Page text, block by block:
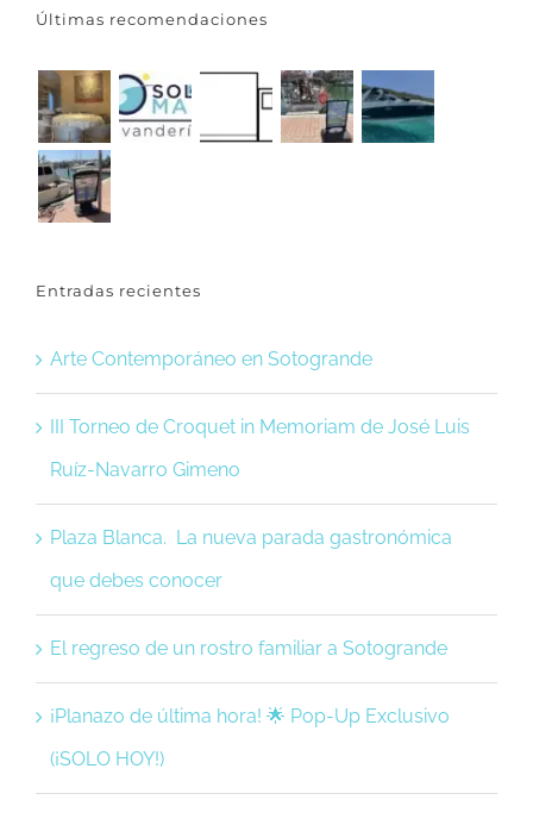
Últimas recomendaciones
Entradas recientes
Arte Contemporáneo en Sotogrande
III Torneo de Croquet in Memoriam de José Luis
Ruíz-Navarro Gimeno
Plaza Blanca. La nueva parada gastronómica
que debes conocer
El regreso de un rostro familiar a Sotogrande
¡Planazo de última hora! 🌟 Pop-Up Exclusivo
(¡SOLO HOY!)